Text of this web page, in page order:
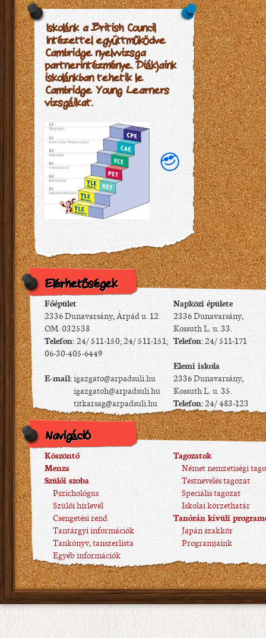
Iskolánk a British Council
Intézettel együttműködve
Cambridge nyelvvizsga
partnerintézménye. Diákjaink
iskolánkban tehetik le
Cambridge Young Learners
vizsgáikat.
Elérhetőségek
Főépület
2336 Dunavarsány, Árpád u. 12.
OM: 032538
Telefon: 24/ 511-150; 24/ 511-151;
06-30-405-6449
E-mail:igazgato@arpadsuli.hu
igazgatoh@arpadsuli.hu
titkarsag@arpadsuli.hu
Napközi épülete
2336 Dunavarsány,
Kossuth L. u. 33.
Telefon:24/ 511-171
Elemi iskola
2336 Dunavarsány,
Kossuth L. u. 35.
Telefon:24/ 483-123
Navigáció
Köszöntő
Menza
Szülői szoba
Pszichológus
Szülői hírlevél
Csengetési rend
Tantárgyi információk
Tankönyv, tanszerlista
Egyéb információk
Tagozatok
Német nemzetiségi
Testnevelés tagozat
Speciális tagozat
Iskolai körzethatár
Tanórán kívüli
Japán szakkör
Programjaink